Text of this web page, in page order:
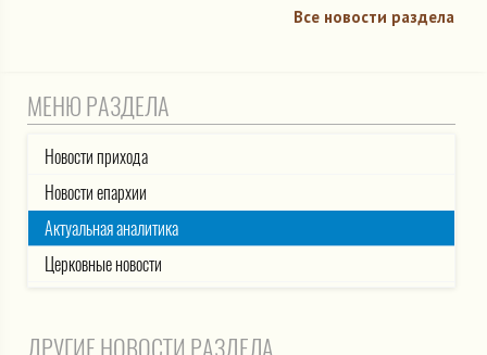
Все новости раздела
МЕНЮ РАЗДЕЛА
Новости прихода
Новости епархии
Актуальная аналитика
Церковные новости